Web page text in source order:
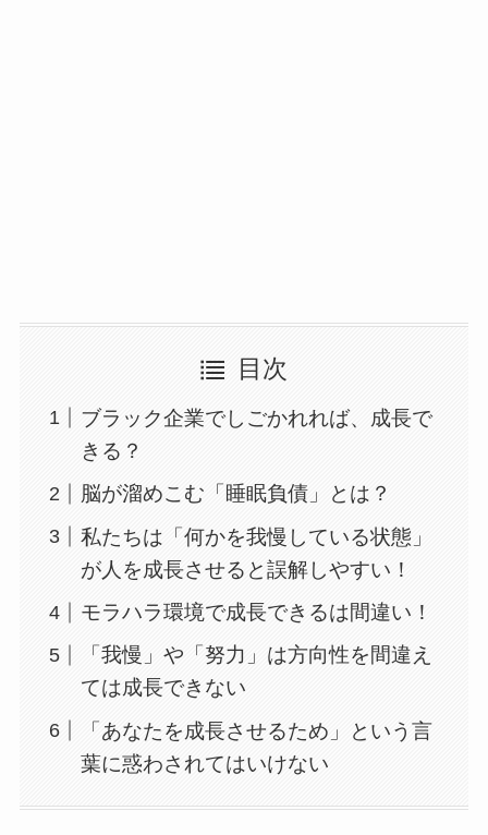
目次
ブラック企業でしごかれれば、成長で
きる？
脳が溜めこむ「睡眠負債」とは？
私たちは「何かを我慢している状態」
が人を成長させると誤解しやすい！
モラハラ環境で成長できるは間違い！
「我慢」や「努力」は方向性を間違え
ては成長できない
「あなたを成長させるため」という言
葉に惑わされてはいけない